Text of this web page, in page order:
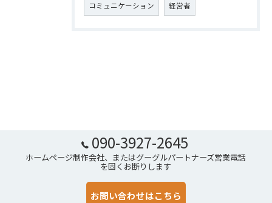
コミュニケーション 経営者
090-3927-2645
ホームページ制作会社、またはグーグルパートナーズ営業電話
を固くお断りします
お問い合わせはこちら